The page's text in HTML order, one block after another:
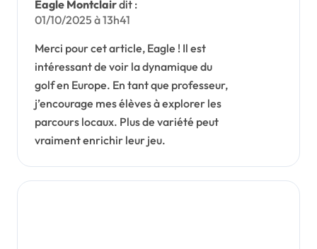
Eagle Montclairdit :
01/10/2025 à 13h41
Merci pour cet article, Eagle ! Il est
intéressant de voir la dynamique du
golf en Europe. En tant que professeur,
j’encourage mes élèves à explorer les
parcours locaux. Plus de variété peut
vraiment enrichir leur jeu.